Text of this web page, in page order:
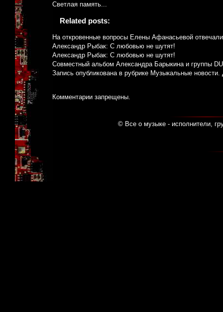
Светлая память...
Related posts:
На откровенные вопросы Елены Афанасьевой
Александр Рыбак: С любовью не шутят!
Александр Рыбак: С любовью не шутят!
Совместный альбом Александра Барыкина и группы
Запись опубликована в рубрике Музыкальные новости.
Комментарии запрещены.
© Все о музыке - исполнители,